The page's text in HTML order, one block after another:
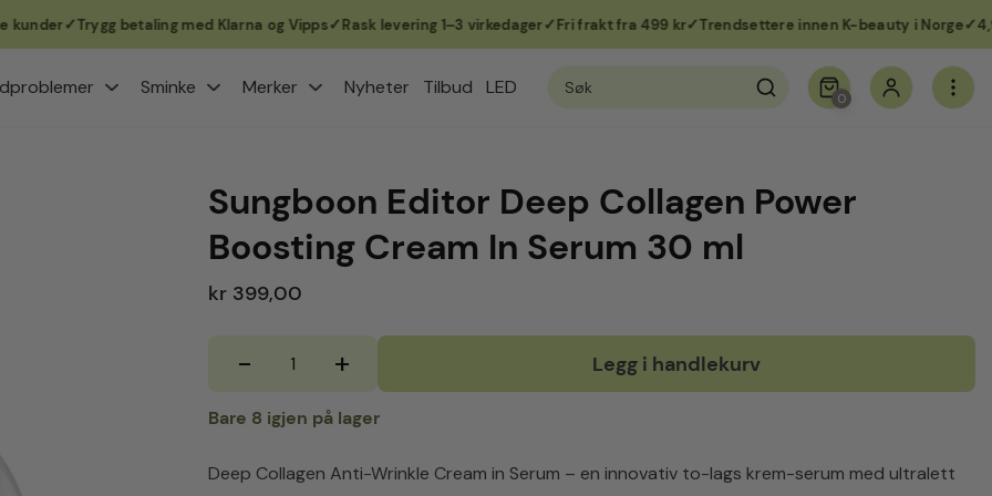
Trygg betaling med Klarna og Vipps Rask levering 1–3 virkedager Fri frakt fra 499 kr Trendsettere innen K-beauty i Norge 4,9 av
Sminke Merker Nyheter Tilbud LED
Søk
etter:
0
Sungboon Editor Deep Collagen Power
Boosting Cream In Serum 30 ml
kr 399,00
-
Sungboon
Deep
Boosting
+ Legg i handlekurv
Bare 8 igjen på lager
Deep Collagen Anti-Wrinkle Cream in Serum – en innovativ to-lags krem-serum med ultralett